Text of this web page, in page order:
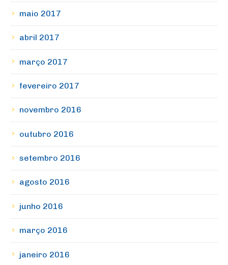
maio 2017
abril 2017
março 2017
fevereiro 2017
novembro 2016
outubro 2016
setembro 2016
agosto 2016
junho 2016
março 2016
janeiro 2016